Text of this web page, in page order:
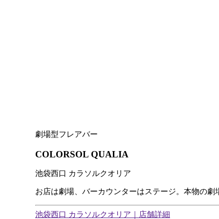
劇場型フレアバー
COLORSOL QUALIA
池袋西口 カラソルクオリア
お店は劇場、バーカウンターはステージ。本物の劇
池袋西口 カラソルクオリア｜店舗詳細